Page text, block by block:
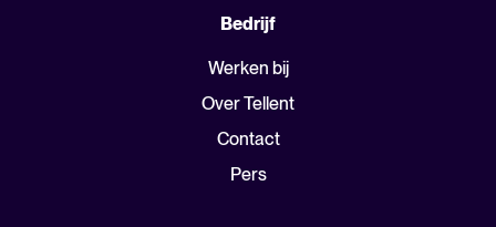
Bedrijf
Werken bij
Over Tellent
Contact
Pers